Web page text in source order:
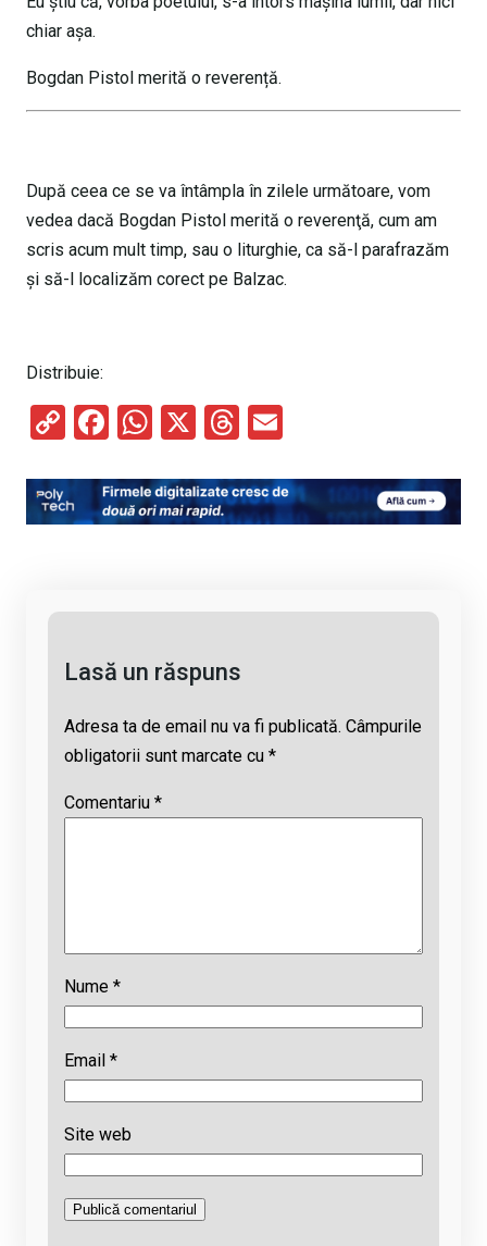
chiar așa.
Bogdan Pistol merită o reverență.
După ceea ce se va întâmpla în zilele următoare, vom
vedea dacă Bogdan Pistol merită o reverenţă, cum am
scris acum mult timp, sau o liturghie, ca să-l parafrazăm
şi să-l localizăm corect pe Balzac.
Distribuie:
C
py
Li
F
ce
b
W
at
s
X
T
e
a
ail
Lasă un răspuns
Adresa ta de email nu va fi publicată. Câmpurile
obligatorii sunt marcate cu *
Comentariu *
Nume *
Email *
Site web